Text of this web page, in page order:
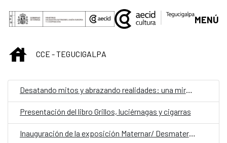
Saltar al contenido principal
MENÚ
INICIOCCE - TEGUCIGALPA
Desatando mitos y abrazando realidades: una mirada empática a la lactancia y la maternidad
Presentación del libro Grillos, luciérnagas y cigarras
Inauguración de la exposición Maternar/ Desmaternar. Entre el cuido y la ausencia.